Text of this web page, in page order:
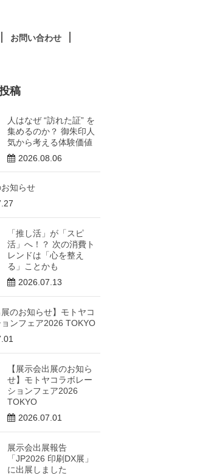
お問い合わせ
稿
人はなぜ “訪れた証” を
集めるのか？ 御朱印人
気から考える体験価値
2026.08.06
知らせ
「推し活」が「スピ
活」へ！？ 次の消費ト
レンドは「心を整え
る」ことかも
2026.07.13
展のお知らせ】モトヤコ
ンフェア2026 TOKYO
【展示会出展のお知ら
せ】モトヤコラボレー
ションフェア2026
TOKYO
2026.07.01
展示会出展報告
「JP2026 印刷DX展」
に出展しました